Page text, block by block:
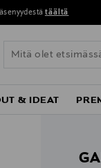
täältä
& IDEAT